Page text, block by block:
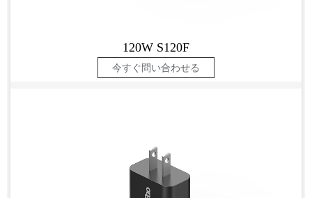
120W S120F
今すぐ問い合わせる